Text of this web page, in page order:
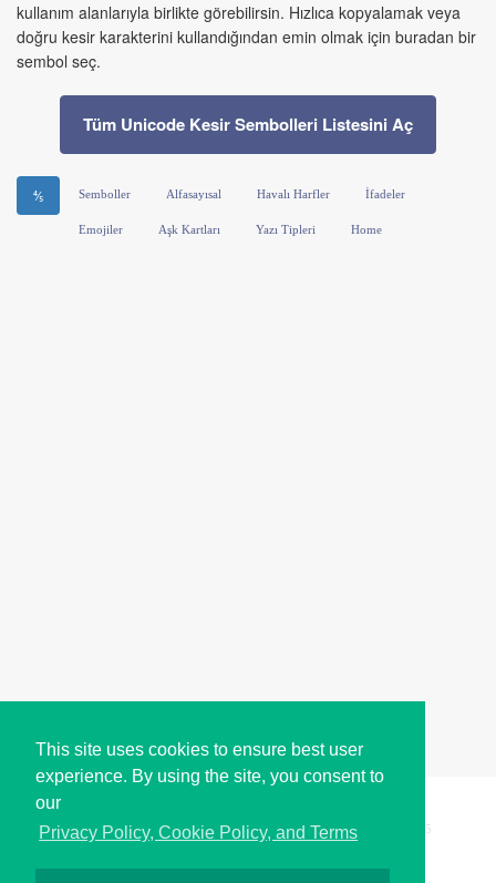
This site uses cookies to ensure best user
experience. By using the site, you consent to
our
Privacy Policy, Cookie Policy, and Terms
kullanım alanlarıyla birlikte görebilirsin. Hızlıca kopyalamak veya
doğru kesir karakterini kullandığından emin olmak için buradan bir
sembol seç.
Tüm Unicode Kesir Sembolleri Listesini Aç
⅘ Semboller Alfasayısal Havalı Harfler İfadeler
Emojiler Aşk Kartları Yazı Tipleri Home
Copyright © i2Symbol 2011-2026, Sciweavers LLC 195